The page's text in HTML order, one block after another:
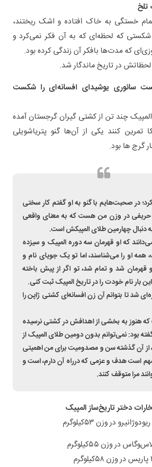
خستگی به خاک افتاده و اشک ریختند،
که لحظه‌ای که به آن فکر نمی‌کرد و
که مدت‌ها بافکر آن زندگی کرده بود.
در تاریخ ماندگار شد.
سائوری یوشیدای افسانه‌ای را شکست
چند تن از کشتی گیران گرجستان آمده
تمرین کنند یکی از آن‌ها گنو پتریاشویلی
گرج ها بود.
در صحبت‌هایم با گنو به او گفتم کار سختی
حریفی در وزن من هست که به معنای واقعی
دنبال چهارمین طلای المپیکش است.
که او قهرمان سه دوره المپیک و سیزده
او را می‌شناسند، اما تو یک جویای نام و
قهرمان شد و تمام شد، تو اگر از پیش باخته
بار نام خودت را در تاریخ المپیک ثبت کنی.
شد تا بتوانم آن زن افسانه‌ای کشتی ژاپن را
هنوز به بخشی از اهدافش در کشتی نرسیده
بود: نمی‌توانم بدون دومین طلای المپیک از
از آن گذشته سن و مصدومیت برای من اهمیتی
است هدف و عزمی که درراه آن دارم، است و
مرا متوقف کنند.
دختر تاریخ‌ساز المپیک